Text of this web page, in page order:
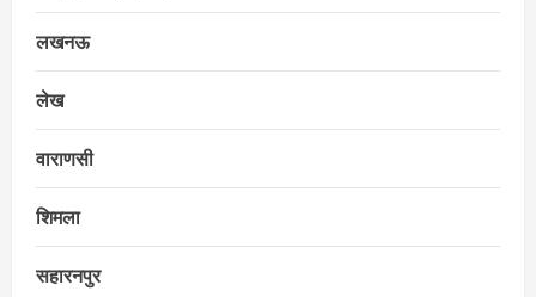
लखनऊ
लेख
वाराणसी
शिमला
सहारनपुर